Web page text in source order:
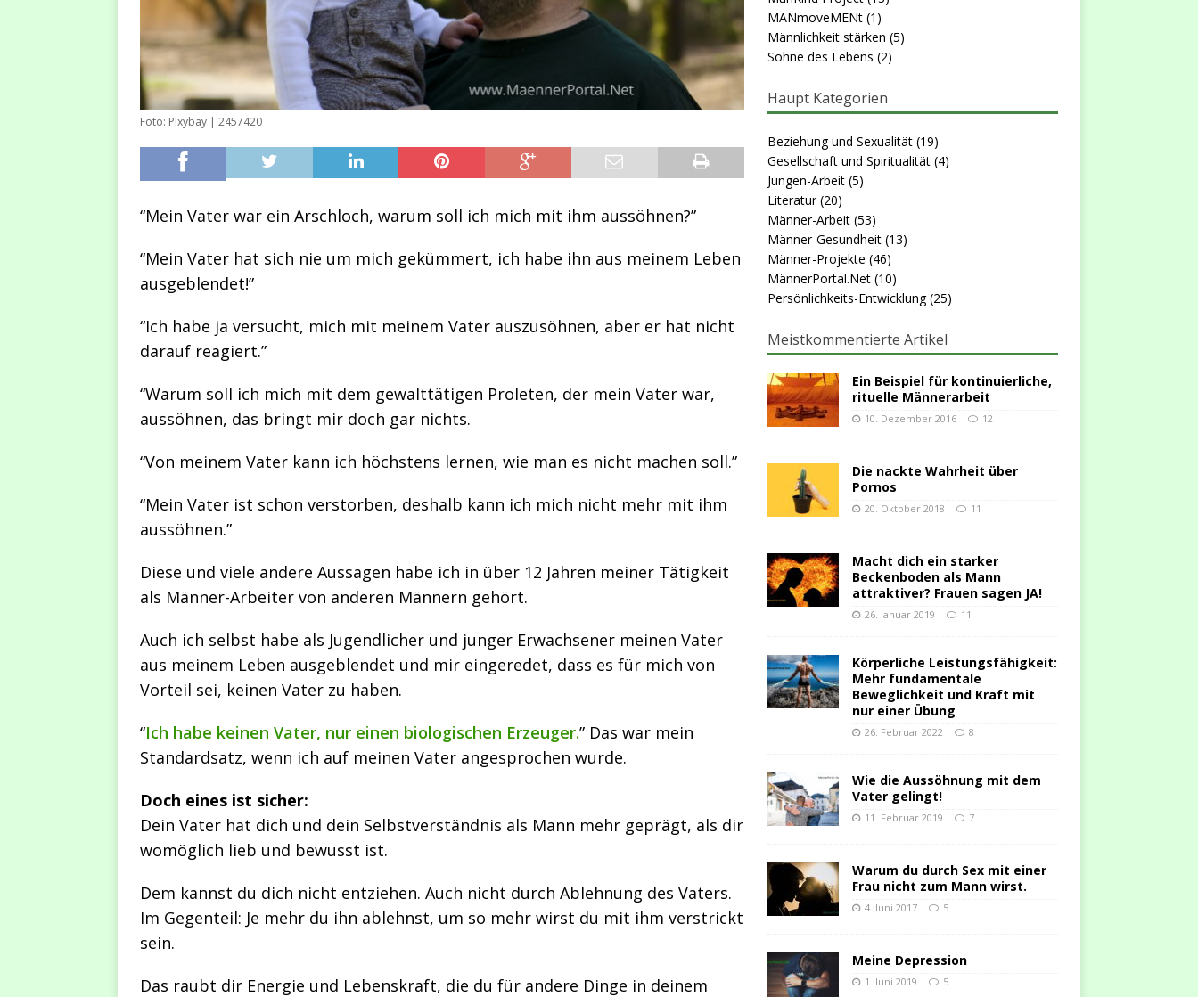
Foto: Pixybay | 2457420
“Mein Vater war ein Arschloch, warum soll ich mich mit ihm aussöhnen?”
“Mein Vater hat sich nie um mich gekümmert, ich habe ihn aus meinem Leben
ausgeblendet!”
“Ich habe ja versucht, mich mit meinem Vater auszusöhnen, aber er hat nicht
darauf reagiert.”
“Warum soll ich mich mit dem gewalttätigen Proleten, der mein Vater war,
aussöhnen, das bringt mir doch gar nichts.
“Von meinem Vater kann ich höchstens lernen, wie man es nicht machen soll.”
“Mein Vater ist schon verstorben, deshalb kann ich mich nicht mehr mit ihm
aussöhnen.”
Diese und viele andere Aussagen habe ich in über 12 Jahren meiner Tätigkeit
als Männer-Arbeiter von anderen Männern gehört.
Auch ich selbst habe als Jugendlicher und junger Erwachsener meinen Vater
aus meinem Leben ausgeblendet und mir eingeredet, dass es für mich von
Vorteil sei, keinen Vater zu haben.
“Ich habe keinen Vater, nur einen biologischen Erzeuger.” Das war mein
Standardsatz, wenn ich auf meinen Vater angesprochen wurde.
Doch eines ist sicher:
Dein Vater hat dich und dein Selbstverständnis als Mann mehr geprägt, als dir
womöglich lieb und bewusst ist.
Dem kannst du dich nicht entziehen. Auch nicht durch Ablehnung des Vaters.
Im Gegenteil: Je mehr du ihn ablehnst, um so mehr wirst du mit ihm verstrickt
sein.
Das raubt dir Energie und Lebenskraft, die du für andere Dinge in deinem
MANmoveMENt(1)
Männlichkeit stärken (5)
Söhne des Lebens (2)
Haupt Kategorien
Beziehung und Sexualität(19)
Gesellschaft und Spiritualität(4)
Jungen-Arbeit(5)
Literatur(20)
Männer-Arbeit(53)
Männer-Gesundheit(13)
Männer-Projekte (46)
MännerPortal.Net(10)
Persönlichkeits-Entwicklung(25)
Meistkommentierte Artikel
Ein Beispiel für kontinuierliche,
rituelle Männerarbeit
10. Dezember 2016 12
Die nackte Wahrheit über
Pornos
20. Oktober 2018 11
Macht dich ein starker
Beckenboden als Mann
attraktiver? Frauen sagen JA!
26. Januar 2019 11
Körperliche Leistungsfähigkeit:
Mehr fundamentale
Beweglichkeit und Kraft mit
nur einer Übung
26. Februar 2022 8
Wie die Aussöhnung mit dem
Vater gelingt!
11. Februar 2019 7
Warum du durch Sex mit einer
Frau nicht zum Mann wirst.
4. Juni 2017 5
Meine Depression
1. Juni 2019 5